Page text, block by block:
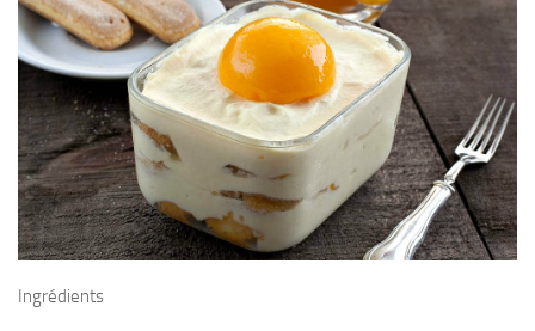
Ingrédients